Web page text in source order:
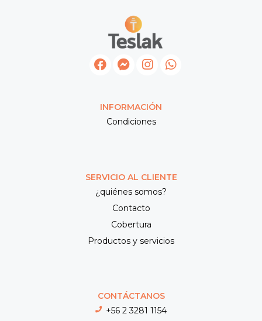
INFORMACIÓN
Condiciones
SERVICIO AL CLIENTE
¿quiénes somos?
Contacto
Cobertura
Productos y servicios
CONTÁCTANOS
+56 2 3281 1154